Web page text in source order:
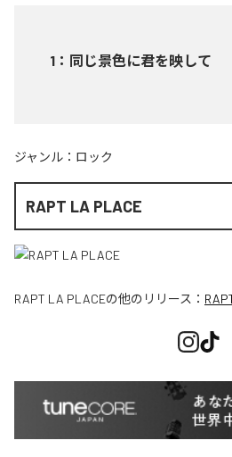
1 ： 同じ景色に君を映して
ジャンル： ロック
RAPT LA PLACE
RAPT LA PLACEの他のリリース：